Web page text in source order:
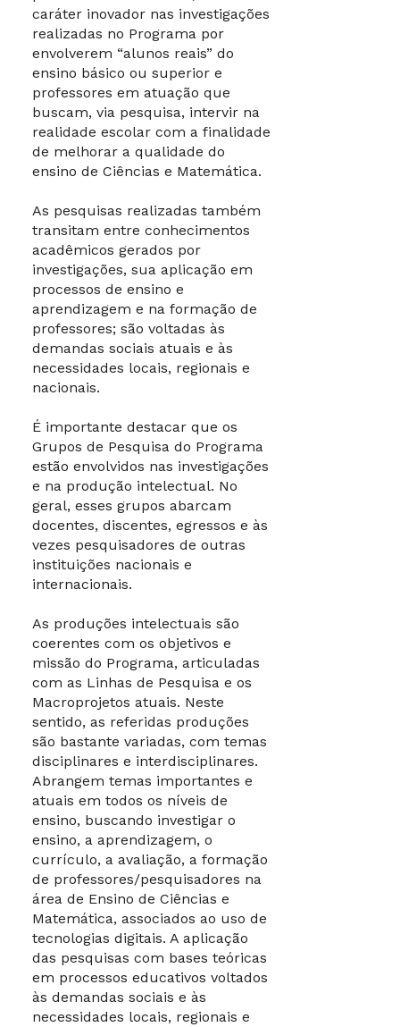
caráter inovador nas investigações
realizadas no Programa por
envolverem “alunos reais” do
ensino básico ou superior e
professores em atuação que
buscam, via pesquisa, intervir na
realidade escolar com a finalidade
de melhorar a qualidade do
ensino de Ciências e Matemática.
As pesquisas realizadas também
transitam entre conhecimentos
acadêmicos gerados por
investigações, sua aplicação em
processos de ensino e
aprendizagem e na formação de
professores; são voltadas às
demandas sociais atuais e às
necessidades locais, regionais e
nacionais.
É importante destacar que os
Grupos de Pesquisa do Programa
estão envolvidos nas investigações
e na produção intelectual. No
geral, esses grupos abarcam
docentes, discentes, egressos e às
vezes pesquisadores de outras
instituições nacionais e
internacionais.
As produções intelectuais são
coerentes com os objetivos e
missão do Programa, articuladas
com as Linhas de Pesquisa e os
Macroprojetos atuais. Neste
sentido, as referidas produções
são bastante variadas, com temas
disciplinares e interdisciplinares.
Abrangem temas importantes e
atuais em todos os níveis de
ensino, buscando investigar o
ensino, a aprendizagem, o
currículo, a avaliação, a formação
de professores/pesquisadores na
área de Ensino de Ciências e
Matemática, associados ao uso de
tecnologias digitais. A aplicação
das pesquisas com bases teóricas
em processos educativos voltados
às demandas sociais e às
necessidades locais, regionais e